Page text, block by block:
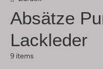
Absätze
Lackleder
9 items